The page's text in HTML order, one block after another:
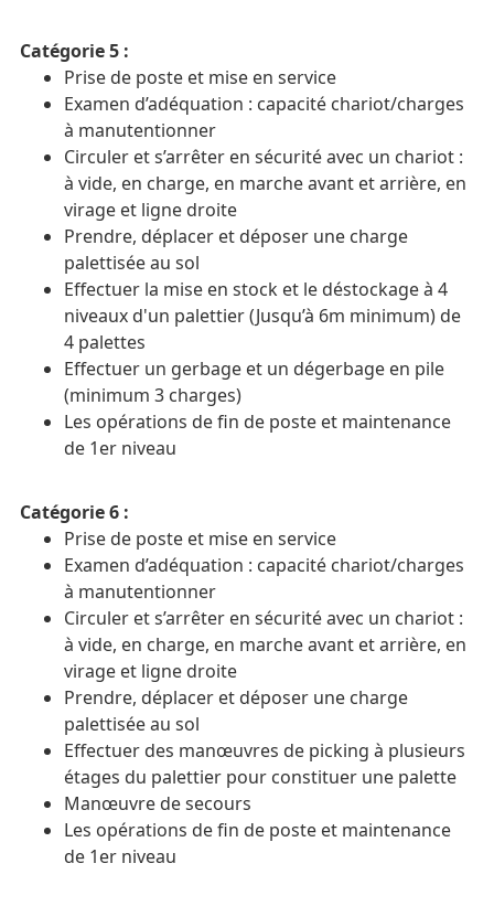
Catégorie 5 :
Prise de poste et mise en service
Examen d’adéquation : capacité chariot/charges
à manutentionner
Circuler et s’arrêter en sécurité avec un chariot :
à vide, en charge, en marche avant et arrière, en
virage et ligne droite
Prendre, déplacer et déposer une charge
palettisée au sol
Effectuer la mise en stock et le déstockage à 4
niveaux d'un palettier (Jusqu’à 6m minimum) de
4 palettes
Effectuer un gerbage et un dégerbage en pile
(minimum 3 charges)
Les opérations de fin de poste et maintenance
de 1er niveau
Catégorie 6 :
Prise de poste et mise en service
Examen d’adéquation : capacité chariot/charges
à manutentionner
Circuler et s’arrêter en sécurité avec un chariot :
à vide, en charge, en marche avant et arrière, en
virage et ligne droite
Prendre, déplacer et déposer une charge
palettisée au sol
Effectuer des manœuvres de picking à plusieurs
étages du palettier pour constituer une palette
Manœuvre de secours
Les opérations de fin de poste et maintenance
de 1er niveau